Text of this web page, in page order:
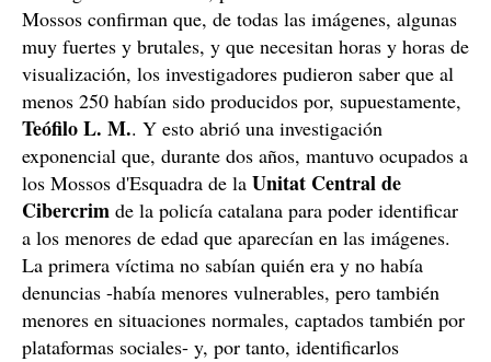
Mossos confirman que, de todas las imágenes, algunas
muy fuertes y brutales, y que necesitan horas y horas de
visualización, los investigadores pudieron saber que al
menos 250 habían sido producidos por, supuestamente,
Teófilo L. M.. Y esto abrió una investigación
exponencial que, durante dos años, mantuvo ocupados a
los Mossos d'Esquadra de la Unitat Central de
Cibercrim de la policía catalana para poder identificar
a los menores de edad que aparecían en las imágenes.
La primera víctima no sabían quién era y no había
denuncias -había menores vulnerables, pero también
menores en situaciones normales, captados también por
plataformas sociales- y, por tanto, identificarlos